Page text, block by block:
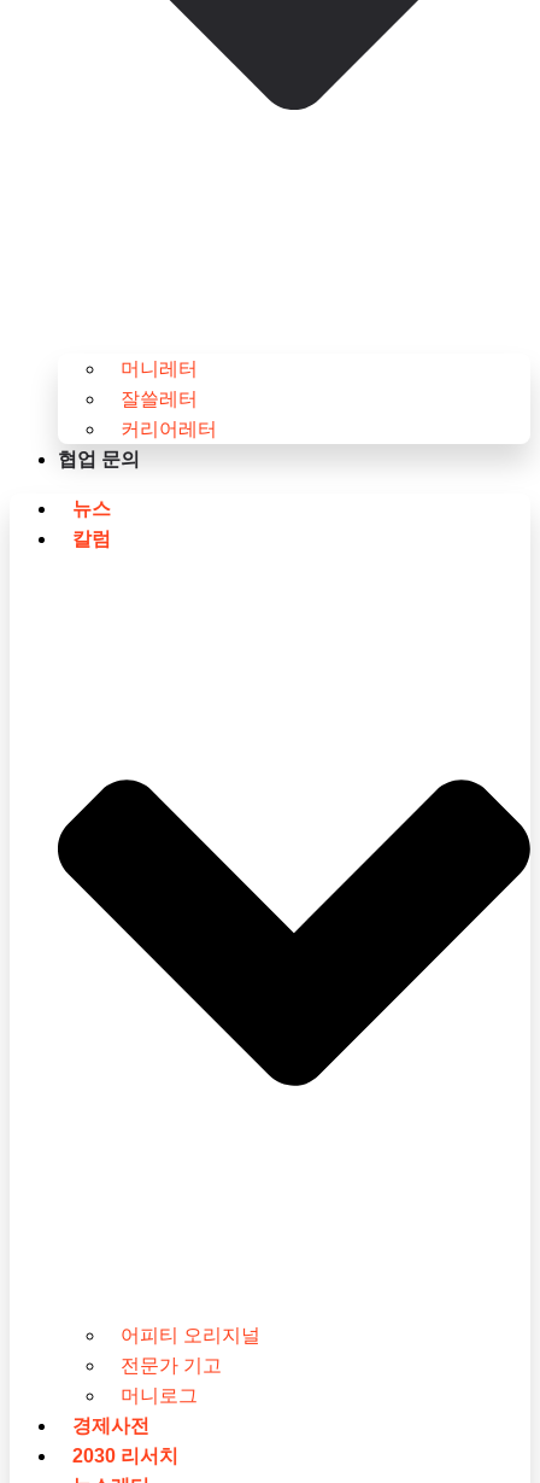
머니레터
잘쓸레터
커리어레터
협업 문의
뉴스
칼럼
어피티 오리지널
전문가 기고
머니로그
경제사전
2030 리서치